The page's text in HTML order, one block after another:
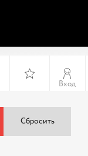
Вход
Сбросить